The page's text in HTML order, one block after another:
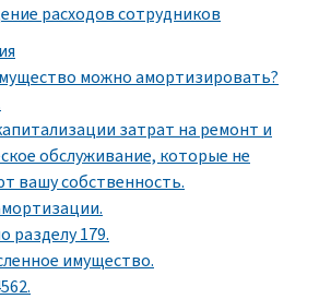
расходов сотрудников
можно амортизировать?
затрат на ремонт и
обслуживание, которые не
вашу собственность.
разделу 179.
имущество.